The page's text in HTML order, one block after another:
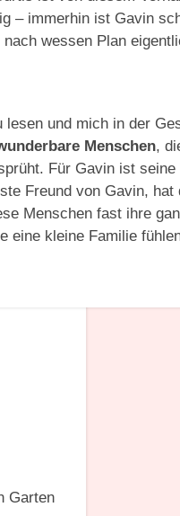
– immerhin ist Gavin
wessen Plan
lesen und mich in der
Menschen,
Für Gavin ist
Freund von Gavin,
Menschen fast ihre
eine kleine Familie
Garten